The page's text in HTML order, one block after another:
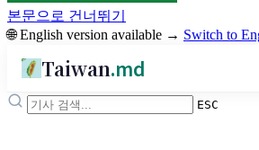
본문으로 건너뛰기
🌐 English version available → Switch to
Taiwan.md
ESC